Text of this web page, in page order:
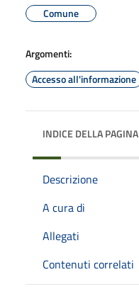
Comune
Argomenti:
Accesso all'informazione
INDICE DELLA PAGINA
Descrizione
A cura di
Allegati
Contenuti correlati